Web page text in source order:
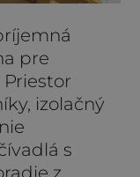
pre
izolačný
s
z